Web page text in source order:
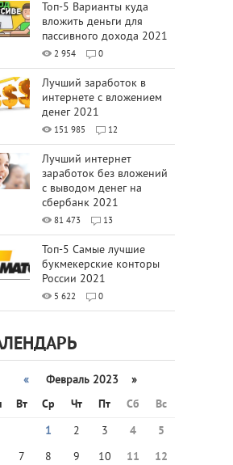
Топ-5 Варианты куда
вложить деньги для
пассивного дохода 2021
2 954 0
Лучший заработок в
интернете с вложением
денег 2021
151 985 12
Лучший интернет
заработок без вложений
с выводом денег на
сбербанк 2021
81 473 13
Топ-5 Самые лучшие
букмекерские конторы
России 2021
5 622 0
«
Февраль 2023 »
Вт Ср Чт Пт Сб
Вс
1
2 3 4
5
7 8 9 10 11
12